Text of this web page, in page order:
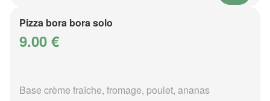
Pizza bora bora solo
9.00 €
Base crème fraîche, fromage, poulet, ananas